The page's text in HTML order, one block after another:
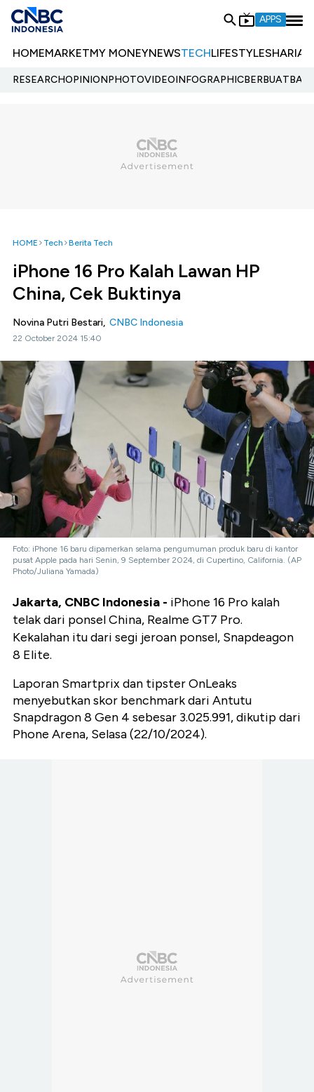
APPS
HOMEMARKETMY MONEYNEWSTECHLIFESTYLESHARIA
RESEARCHOPINIONPHOTOVIDEOINFOGRAPHIC
HOME Tech Berita Tech
iPhone 16 Pro Kalah Lawan HP
China, Cek Buktinya
Novina Putri Bestari, CNBC Indonesia
22 October 2024 15:40
Foto: iPhone 16 baru dipamerkan selama pengumuman produk baru di kantor
pusat Apple pada hari Senin, 9 September 2024, di Cupertino, California. (AP
Photo/Juliana Yamada)
Jakarta, CNBC Indonesia - iPhone 16 Pro kalah
telak dari ponsel China, Realme GT7 Pro.
Kekalahan itu dari segi jeroan ponsel, Snapdeagon
8 Elite.
Laporan Smartprix dan tipster OnLeaks
menyebutkan skor benchmark dari Antutu
Snapdragon 8 Gen 4 sebesar 3.025.991, dikutip dari
Phone Arena, Selasa (22/10/2024).